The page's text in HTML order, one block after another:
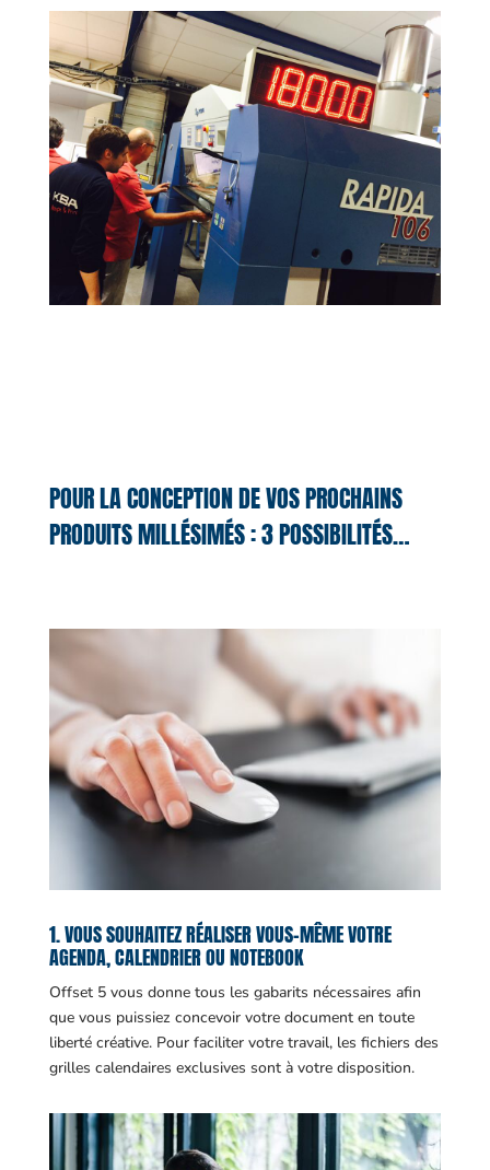
POUR LA CONCEPTION DE VOS PROCHAINS
PRODUITS MILLÉSIMÉS : 3 POSSIBILITÉS…
1. VOUS SOUHAITEZ RÉALISER VOUS-MÊME VOTRE
AGENDA, CALENDRIER OU NOTEBOOK
Offset 5 vous donne tous les gabarits nécessaires afin
que vous puissiez concevoir votre document en toute
liberté créative. Pour faciliter votre travail, les fichiers des
grilles calendaires exclusives sont à votre disposition.